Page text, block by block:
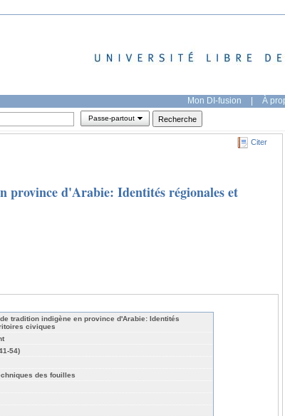
Mon DI-fusion | À
Passe-partout
Citer
province d'Arabie: Identités régionales et
tradition indigène en province d'Arabie: Identités
civiques
54)
des fouilles